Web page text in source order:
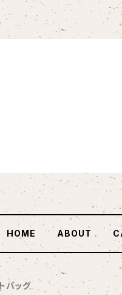
HOME ABOUT
バッグ